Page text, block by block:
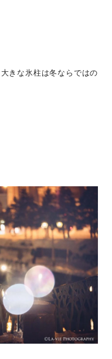
きな氷柱は冬ならではの